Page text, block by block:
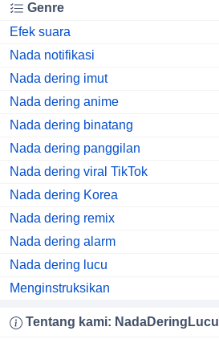
Genre
Efek suara
Nada notifikasi
Nada dering imut
Nada dering anime
Nada dering binatang
Nada dering panggilan
Nada dering viral TikTok
Nada dering Korea
Nada dering remix
Nada dering alarm
Nada dering lucu
Menginstruksikan
Tentang kami: NadaDeringLucu